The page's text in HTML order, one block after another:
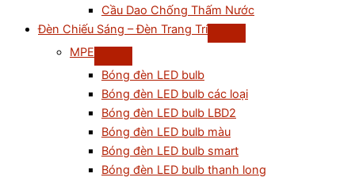
Cầu Dao Chống Thấm Nước
Đèn Chiếu Sáng – Đèn Trang Trí
MPE
Bóng đèn LED bulb
Bóng đèn LED bulb các loại
Bóng đèn LED bulb LBD2
Bóng đèn LED bulb màu
Bóng đèn LED bulb smart
Bóng đèn LED bulb thanh long